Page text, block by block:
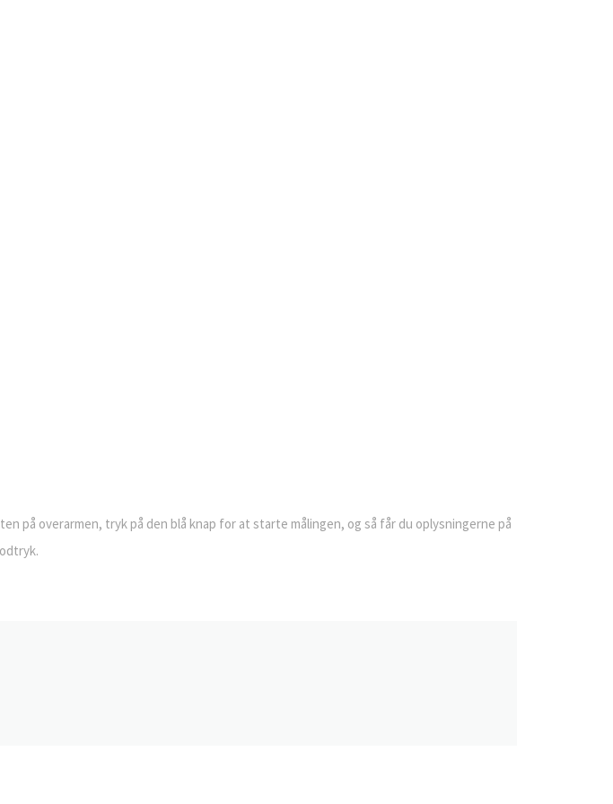
på overarmen, tryk på den blå knap for at starte målingen, og så får du oplysningerne på